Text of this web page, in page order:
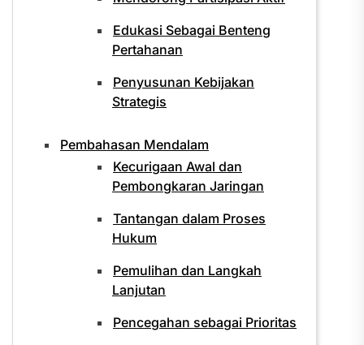
Edukasi Sebagai Benteng
Pertahanan
Penyusunan Kebijakan
Strategis
Pembahasan Mendalam
Kecurigaan Awal dan
Pembongkaran Jaringan
Tantangan dalam Proses
Hukum
Pemulihan dan Langkah
Lanjutan
Pencegahan sebagai Prioritas